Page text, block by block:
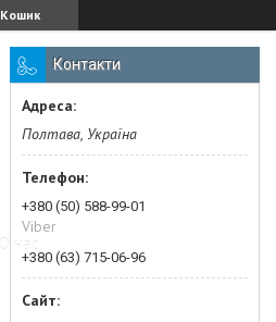
Кошик
О нас
Контакти
Полтава, Україна
+380 (50) 588-99-01
Viber
+380 (63) 715-06-96